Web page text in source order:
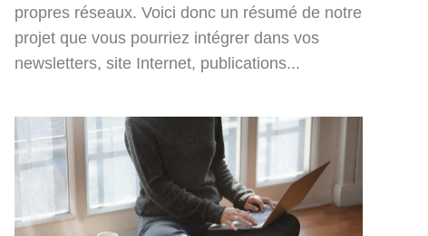
propres réseaux. Voici donc un résumé de notre
projet que vous pourriez intégrer dans vos
newsletters, site Internet, publications...